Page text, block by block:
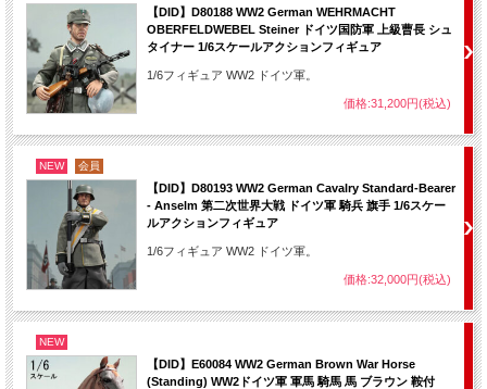
【DID】D80188 WW2 German WEHRMACHT
OBERFELDWEBEL Steiner ドイツ国防軍 上級曹長 シュ
タイナー 1/6スケールアクションフィギュア
1/6フィギュア WW2 ドイツ軍。
価格:31,200円(税込)
NEW 会員
【DID】D80193 WW2 German Cavalry Standard-Bearer
- Anselm 第二次世界大戦 ドイツ軍 騎兵 旗手 1/6スケー
ルアクションフィギュア
1/6フィギュア WW2 ドイツ軍。
価格:32,000円(税込)
NEW
【DID】E60084 WW2 German Brown War Horse
(Standing) WW2ドイツ軍 軍馬 騎馬 馬 ブラウン 鞍付